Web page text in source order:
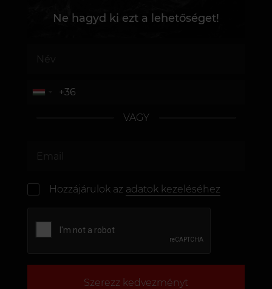
Ne hagyd ki ezt a lehetőséget!
VAGY
Hozzájárulok az adatok kezeléséhez
Szerezz kedvezményt